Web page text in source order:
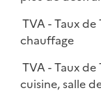
TVA - Taux
chauffage
TVA - Taux
cuisine, salle